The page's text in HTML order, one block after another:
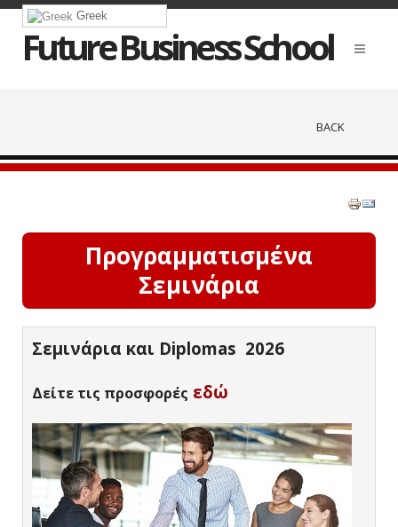
Greek
Future Business School
BACK
Προγραμματισμένα
Σεμινάρια
Σεμινάρια και Diplomas 2026
Δείτε τις προσφορές εδώ